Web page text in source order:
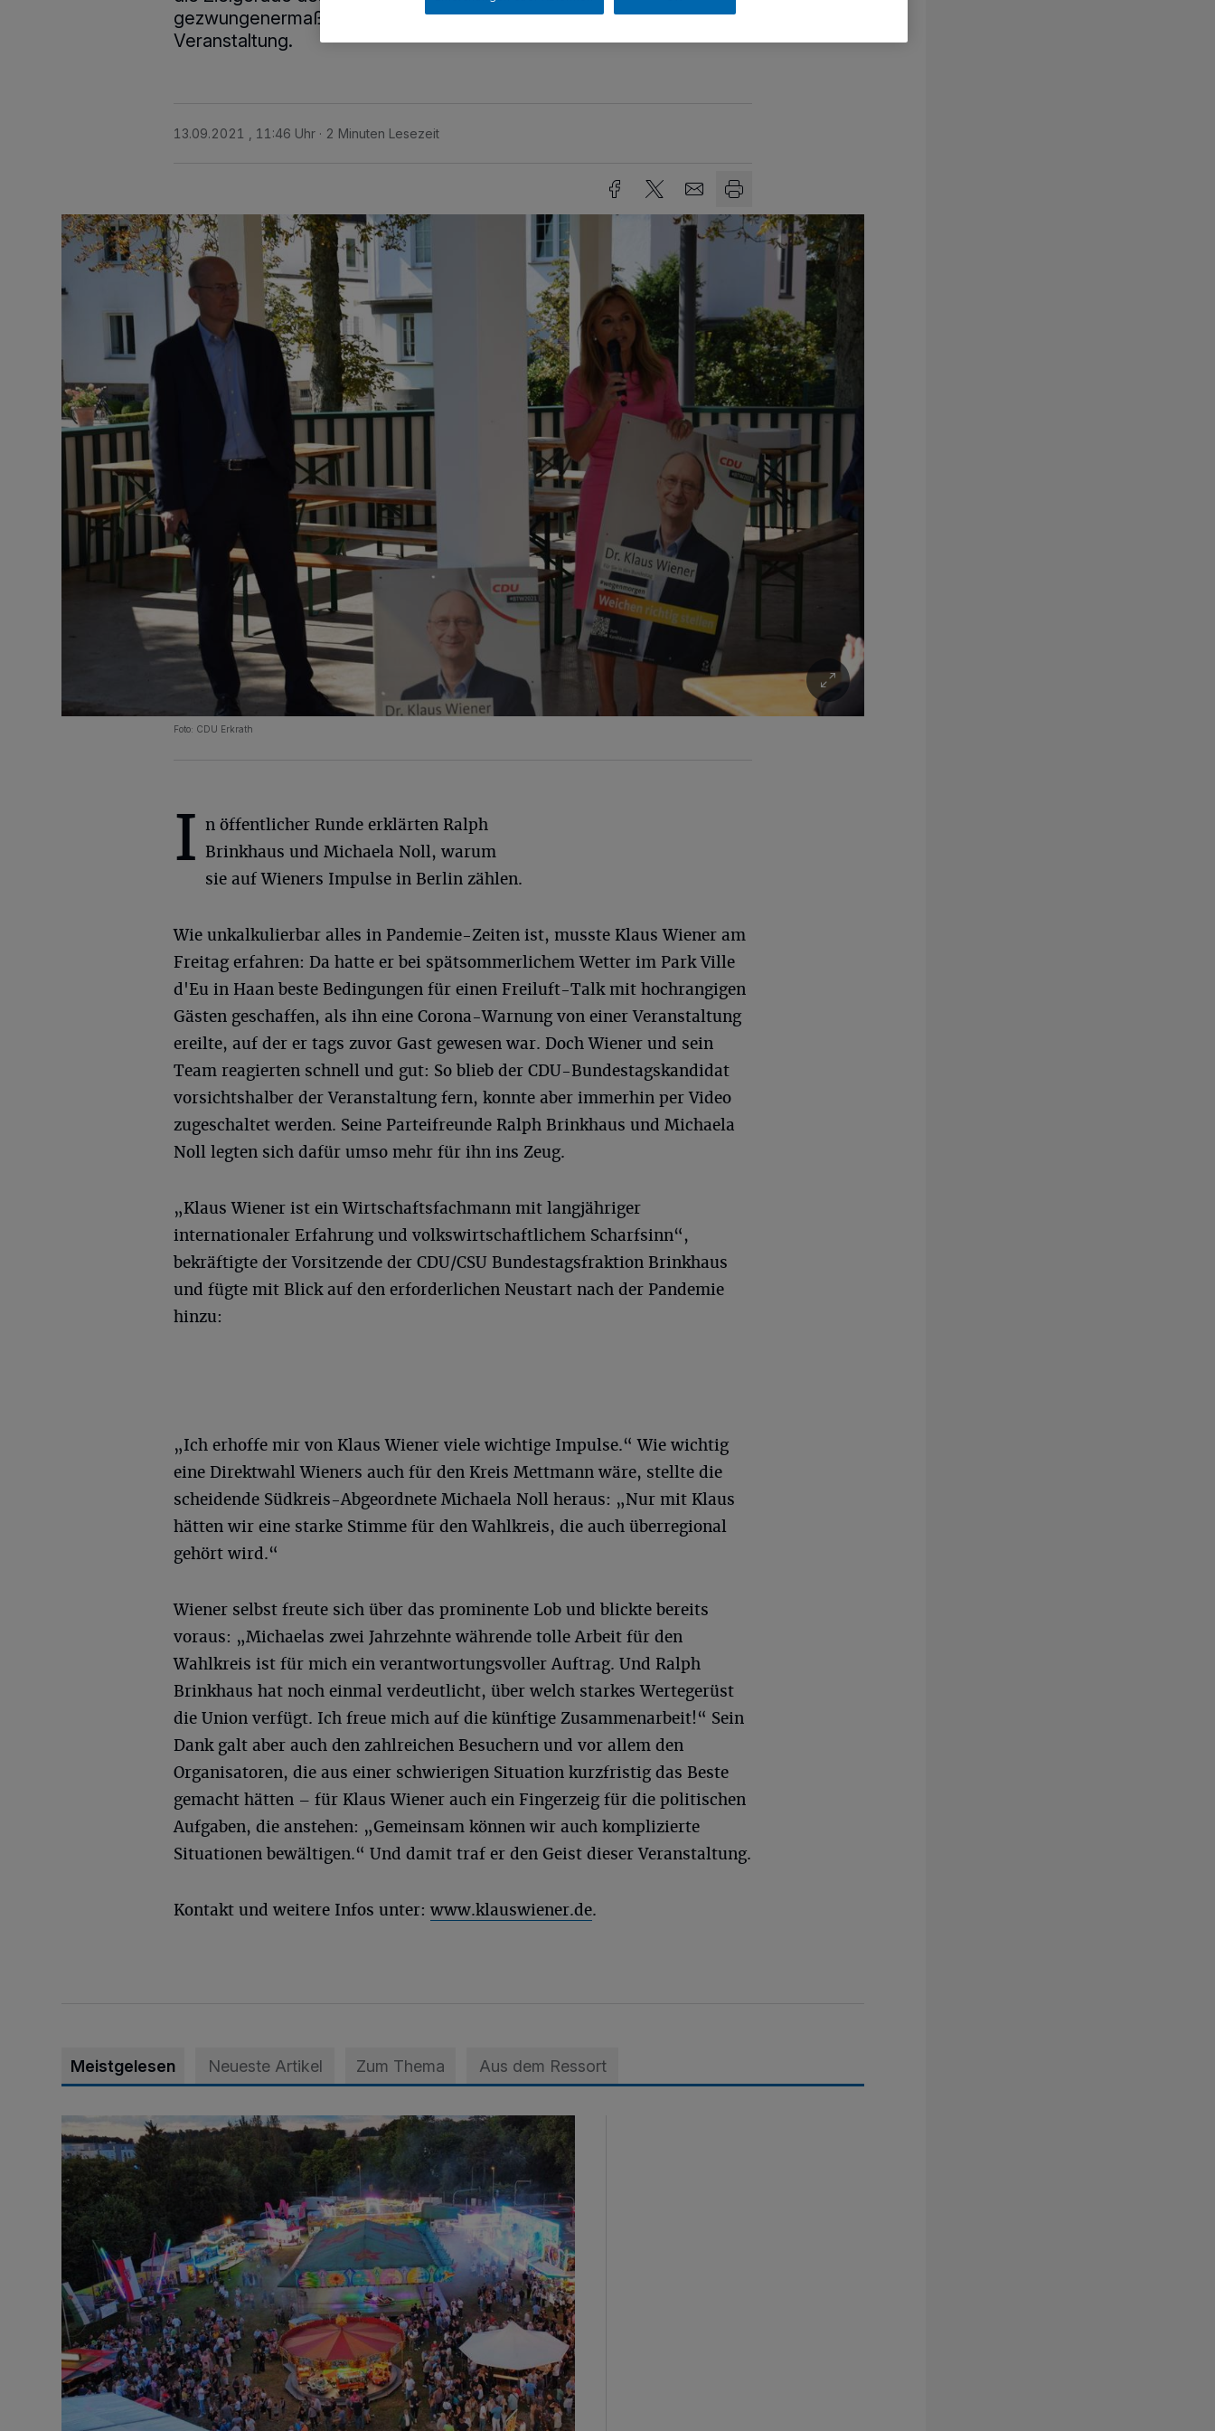
gezwungenermaßener Abwesenheit auf seiner eigenen
Veranstaltung.
13.09.2021 , 11:46 Uhr 2 Minuten Lesezeit
Foto: CDU Erkrath
I n öffentlicher Runde erklärten Ralph
Brinkhaus und Michaela Noll, warum
sie auf Wieners Impulse in Berlin zählen.
Wie unkalkulierbar alles in Pandemie-Zeiten ist, musste Klaus Wiener am
Freitag erfahren: Da hatte er bei spätsommerlichem Wetter im Park Ville
d'Eu in Haan beste Bedingungen für einen Freiluft-Talk mit hochrangigen
Gästen geschaffen, als ihn eine Corona-Warnung von einer Veranstaltung
ereilte, auf der er tags zuvor Gast gewesen war. Doch Wiener und sein
Team reagierten schnell und gut: So blieb der CDU-Bundestagskandidat
vorsichtshalber der Veranstaltung fern, konnte aber immerhin per Video
zugeschaltet werden. Seine Parteifreunde Ralph Brinkhaus und Michaela
Noll legten sich dafür umso mehr für ihn ins Zeug.
„Klaus Wiener ist ein Wirtschaftsfachmann mit langjähriger
internationaler Erfahrung und volkswirtschaftlichem Scharfsinn“,
bekräftigte der Vorsitzende der CDU/CSU Bundestagsfraktion Brinkhaus
und fügte mit Blick auf den erforderlichen Neustart nach der Pandemie
hinzu:
„Ich erhoffe mir von Klaus Wiener viele wichtige Impulse.“ Wie wichtig
eine Direktwahl Wieners auch für den Kreis Mettmann wäre, stellte die
scheidende Südkreis-Abgeordnete Michaela Noll heraus: „Nur mit Klaus
hätten wir eine starke Stimme für den Wahlkreis, die auch überregional
gehört wird.“
Wiener selbst freute sich über das prominente Lob und blickte bereits
voraus: „Michaelas zwei Jahrzehnte währende tolle Arbeit für den
Wahlkreis ist für mich ein verantwortungsvoller Auftrag. Und Ralph
Brinkhaus hat noch einmal verdeutlicht, über welch starkes Wertegerüst
die Union verfügt. Ich freue mich auf die künftige Zusammenarbeit!“ Sein
Dank galt aber auch den zahlreichen Besuchern und vor allem den
Organisatoren, die aus einer schwierigen Situation kurzfristig das Beste
gemacht hätten – für Klaus Wiener auch ein Fingerzeig für die politischen
Aufgaben, die anstehen: „Gemeinsam können wir auch komplizierte
Situationen bewältigen.“ Und damit traf er den Geist dieser Veranstaltung.
Kontakt und weitere Infos unter: www.klauswiener.de.
Meistgelesen Neueste Artikel Zum Thema Aus dem Ressort
Vier Tage mit vollem Programm